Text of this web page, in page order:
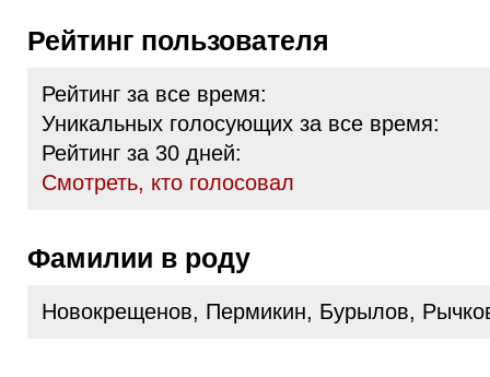
Рейтинг пользователя
Рейтинг за все время:
Уникальных голосующих за все время:
Рейтинг за 30 дней:
Cмотреть, кто голосовал
Фамилии в роду
Новокрещенов, Пермикин, Бурылов,